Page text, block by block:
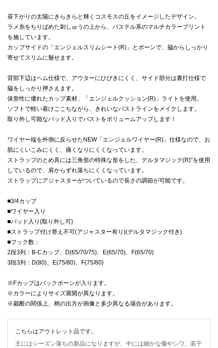
昼下がりの太陽にきらきらと輝くコスモスの丘をイメージしたデザイン。
ラメ糸をちりばめた刺しゅうの上から、パステル系のマルチカラープリント
を施しています。
カップサイドの「エンジェルスリムシート(R)」とボーンで、脇からしっかり
寄せてスリムに魅せます。
背部下辺はヘム仕様で、アウターにひびきにくく、サイド部分は裏打仕様で
脇をしっかり押さえます。
保形性に優れたカップ素材、「エンジェルクッション(R)」ライトを使用。
ソフトで軽い着けごこちながら、きれいなバストラインをメイクします。
取り外し可能なパッド入りでバストをボリュームアップします！
ワイヤー端を外側に反らせたNEW「エンジェルワイヤー(R)」仕様なので、お
肌にくいこみにくく、痛くなりにくくなっています。
ストラップのとめ具には三角形の特殊な形をした、デルタマジック(R)"を使用
しているので、肩からずれ落ちにくくなっています。
ストラップにアジャスターがついているので長さの調節が可能です。
■3/4カップ
■ワイヤー入り
■パッド入り(取り外し可)
■ストラップ付け替え不可(アジャスター有り)(デルタマジック付き)
■フック数：
2段3列：B-Cカップ、D(65/70/75)、E(65/70)、F(65/70)
3段3列：D(80)、E(75/80)、F(75/80)
※Fカップはバックボーンが入ります。
※カラーによりサイズ展開が異なります。
※裁断の関係上、柄の出方が画像と多少異なる場合があります。
こちらはアウトレット品です。
主にはシーズン落ちの新品になりますが、中には細かな傷やシワ、若干